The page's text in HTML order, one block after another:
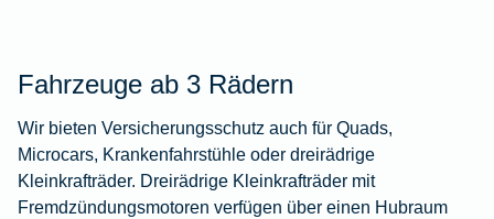
Fahrzeuge ab 3 Rädern
Wir bieten Versicherungsschutz auch für Quads,
Microcars, Krankenfahrstühle oder dreirädrige
Kleinkrafträder. Dreirädrige Kleinkrafträder mit
Fremdzündungsmotoren verfügen über einen Hubraum